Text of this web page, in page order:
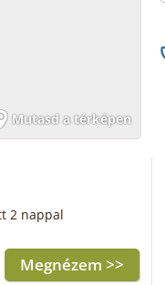
Mutasd a térképen
2 nappal
Megnézem >>